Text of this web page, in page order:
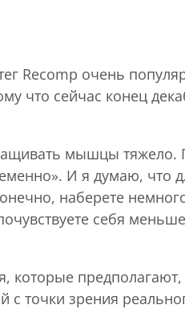
Recomp очень
что сейчас конец
мышцы тяжело.
И я думаю, что
наберете
себя
которые
точки зрения